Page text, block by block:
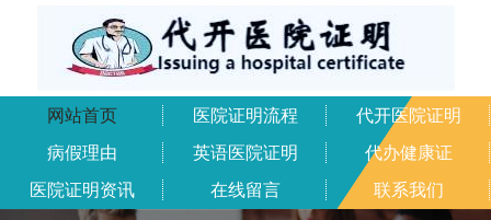
网站首页 医院证明流程
代开医院证明
病假理由
英语医院证明
代办健康证
医院证明资讯
在线留言 联系我们